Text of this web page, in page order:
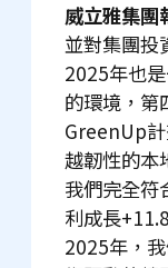
威立雅集團
並對集團投
2025年也
的環境，第
GreenUp
越韌性的本
我們完全符
利成長
2025年，